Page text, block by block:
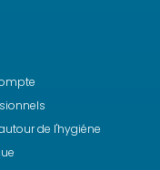
de l'hygiéne